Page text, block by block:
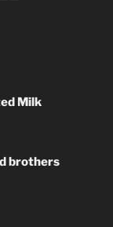
Milk
brothers